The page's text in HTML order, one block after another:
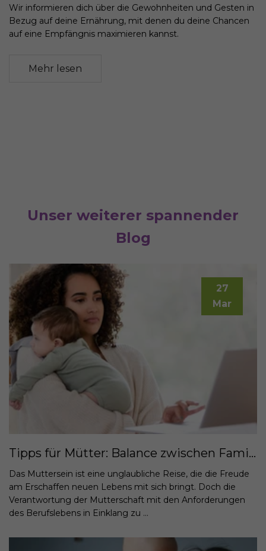
Wir informieren dich über die Gewohnheiten und Gesten in
Bezug auf deine Ernährung, mit denen du deine Chancen
auf eine Empfängnis maximieren kannst.
Mehr lesen
Unser weiterer spannender
Blog
27
Mar
Tipps für Mütter: Balance zwischen Familie und Beruf
Das Muttersein ist eine unglaubliche Reise, die die Freude
am Erschaffen neuen Lebens mit sich bringt. Doch die
Verantwortung der Mutterschaft mit den Anforderungen
des Berufslebens in Einklang zu ...